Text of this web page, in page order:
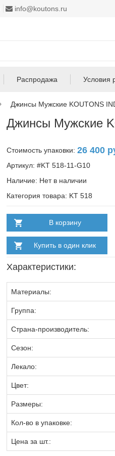
info@koutons.ru
Распродажа Условия
Джинсы Мужские KOUTONS
Джинсы Мужские
Стоимость упаковки: 26 400
Артикул: #KT 518-11-G10
Наличие: Нет в наличии
Категория товара: KT 518
В корзину
Купить в один клик
Характеристики:
Материалы:
Группа:
Страна-производитель:
Сезон:
Лекало:
Цвет:
Размеры:
Кол-во в упаковке:
Цена за шт.: